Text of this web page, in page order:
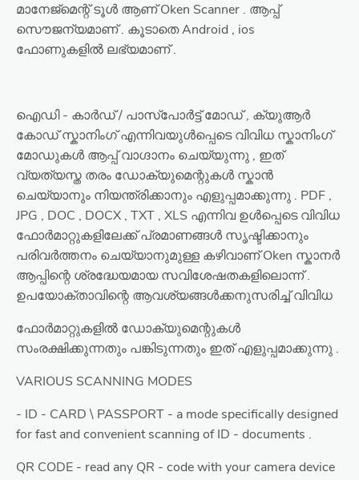
മാനേജ്മെന്റ് ടൂൾ ആണ് Oken Scanner . ആപ്പ്
സൌജന്യമാണ് . കൂടാതെ Android , ios
ഫോണുകളിൽ ലഭ്യമാണ് .
ഐഡി - കാർഡ് / പാസ്പോർട്ട് മോഡ് , ക്യുആർ
കോഡ് സ്കാനിംഗ് എന്നിവയുൾപ്പെടെ വിവിധ സ്കാനിംഗ്
മോഡുകൾ ആപ്പ് വാഗ്ദാനം ചെയ്യുന്നു , ഇത്
വ്യത്യസ്ത തരം ഡോക്യുമെന്റുകൾ സ്കാൻ
ചെയ്യാനും നിയന്ത്രിക്കാനും എളുപ്പമാക്കുന്നു . PDF ,
JPG , DOC , DOCX , TXT , XLS എന്നിവ ഉൾപ്പെടെ വിവിധ
ഫോർമാറ്റുകളിലേക്ക് പ്രമാണങ്ങൾ സൃഷ്ടിക്കാനും
പരിവർത്തനം ചെയ്യാനുമുള്ള കഴിവാണ് Oken സ്കാനർ
ആപ്പിന്റെ ശ്രദ്ധേയമായ സവിശേഷതകളിലൊന്ന് .
ഉപയോക്താവിന്റെ ആവശ്യങ്ങൾക്കനുസരിച്ച് വിവിധ
ഫോർമാറ്റുകളിൽ ഡോക്യുമെന്റുകൾ
സംരക്ഷിക്കുന്നതും പങ്കിടുന്നതും ഇത് എളുപ്പമാക്കുന്നു .
VARIOUS SCANNING MODES
- ID - CARD \ PASSPORT - a mode specifically designed
for fast and convenient scanning of ID - documents .
QR CODE - read any QR - code with your camera device